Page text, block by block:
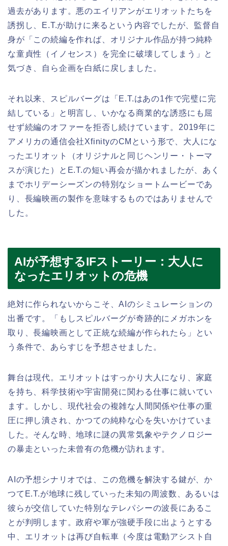
過去があります。悪のエイリアンがエリオットたちを
誘拐し、E.T.が助けに来るという内容でしたが、監督自
身が「この続編を作れば、オリジナル作品が持つ純粋
な童貞性（イノセンス）を完全に破壊してしまう」と
気づき、自ら企画を白紙に戻しました。
それ以来、スピルバーグは「E.T.はあの1作で完璧に完
結している」と明言し、いかなる商業的な誘惑にも屈
せず続編のオファーを拒否し続けています。2019年に
アメリカの通信会社XfinityのCMという形で、大人にな
ったエリオット（オリジナルと同じヘンリー・トーマ
スが演じた）とE.T.の短い再会が描かれましたが、あく
までホリデーシーズンの特別なショートムービーであ
り、長編映画の製作を意味するものではありませんで
した。
AIが予想するIFストーリー：大人に
なったエリオットの危機
絶対に作られないからこそ、AIのシミュレーションの
出番です。「もしスピルバーグが奇跡的にメガホンを
取り、長編映画として正統な続編が作られたら」とい
う条件で、あらすじを予想させました。
舞台は現代。エリオットはすっかり大人になり、家庭
を持ち、科学技術や宇宙開発に関わる仕事に就いてい
ます。しかし、現代社会の複雑な人間関係や仕事の重
圧に押し潰され、かつての純粋な心を失いかけていま
した。そんな時、地球に謎の異常気象やテクノロジー
の暴走といった未曾有の危機が訪れます。
AIの予想シナリオでは、この危機を解決する鍵が、か
つてE.T.が地球に残していった未知の周波数、あるいは
彼らが交信していた特別なテレパシーの波長にあるこ
とが判明します。政府や軍が強硬手段に出ようとする
中、エリオットは再び自転車（今度は電動アシスト自